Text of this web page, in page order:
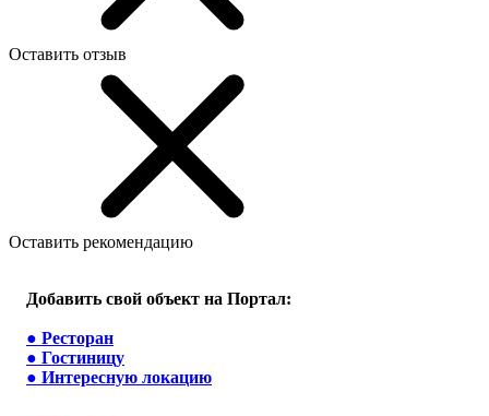
Оставить отзыв
Оставить рекомендацию
Добавить свой объект на Портал:
● Ресторан
● Гостиницу
● Интересную локацию